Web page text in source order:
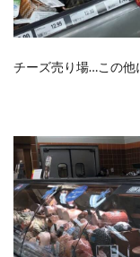
チーズ売り場…この他